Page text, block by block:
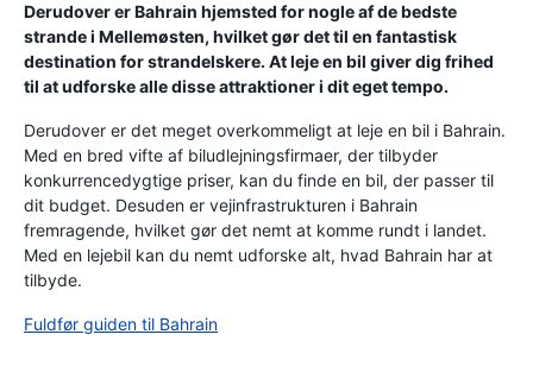
Derudover er Bahrain hjemsted for nogle af de bedste
strande i Mellemøsten, hvilket gør det til en fantastisk
destination for strandelskere. At leje en bil giver dig frihed
til at udforske alle disse attraktioner i dit eget tempo.
Derudover er det meget overkommeligt at leje en bil i Bahrain.
Med en bred vifte af biludlejningsfirmaer, der tilbyder
konkurrencedygtige priser, kan du finde en bil, der passer til
dit budget. Desuden er vejinfrastrukturen i Bahrain
fremragende, hvilket gør det nemt at komme rundt i landet.
Med en lejebil kan du nemt udforske alt, hvad Bahrain har at
tilbyde.
Fuldfør guiden til Bahrain